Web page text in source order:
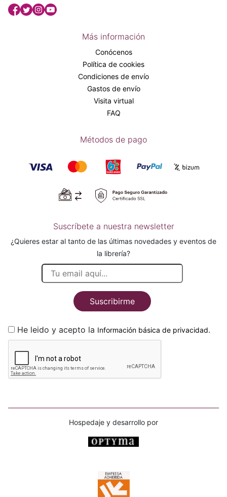
Más información
Conócenos
Política de cookies
Condiciones de envío
Gastos de envío
Visita virtual
FAQ
Métodos de pago
Suscríbete a nuestra newsletter
¿Quieres estar al tanto de las últimas novedades y eventos de
la librería?
Suscribirme
He leido y acepto la Información básica de privacidad.
Hospedaje y desarrollo por